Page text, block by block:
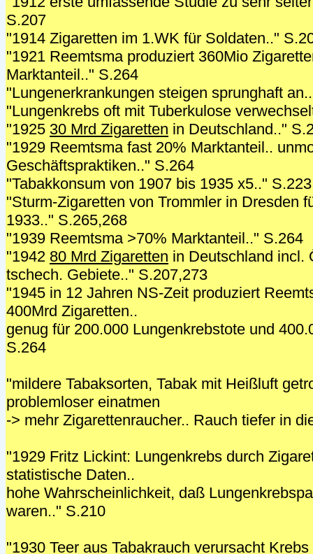
S.207
"1914 Zigaretten im 1.WK für Soldaten.."
"1921 Reemtsma produziert 360Mio
Marktanteil.." S.264
"Lungenerkrankungen steigen sprunghaft
"Lungenkrebs oft mit Tuberkulose
"1925 30 Mrd Zigaretten in Deutschland.."
"1929 Reemtsma fast 20% Marktanteil..
Geschäftspraktiken.." S.264
"Tabakkonsum von 1907 bis 1935 x5.." S.223
"Sturm-Zigaretten von Trommler in Dresden
1933.." S.265,268
"1939 Reemtsma >70% Marktanteil.." S.264
"1942 80 Mrd Zigaretten in Deutschland incl.
tschech. Gebiete.." S.207,273
"1945 in 12 Jahren NS-Zeit produziert
400Mrd Zigaretten..
genug für 200.000 Lungenkrebstote und
S.264
"mildere Tabaksorten, Tabak mit Heißluft
problemloser einatmen
-> mehr Zigarettenraucher.. Rauch tiefer in
"1929 Fritz Lickint: Lungenkrebs durch
statistische Daten..
hohe Wahrscheinlichkeit, daß
waren.." S.210
"1930 Teer aus Tabakrauch verursacht